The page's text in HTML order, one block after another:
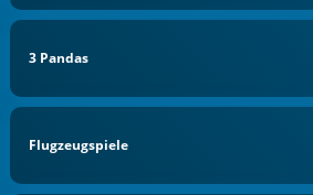
3 Pandas
Flugzeugspiele